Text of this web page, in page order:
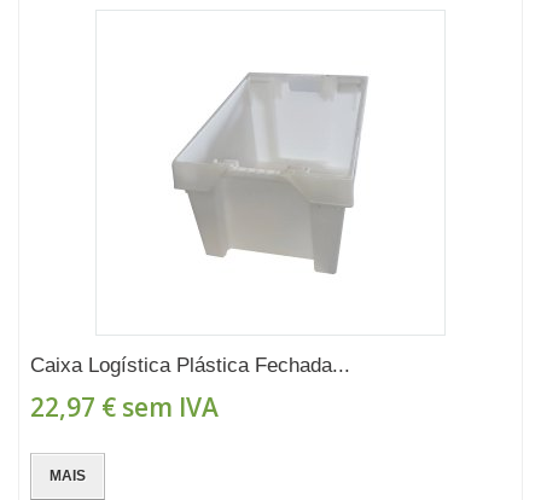
Caixa Logística Plástica Fechada...
22,97 € sem IVA
MAIS